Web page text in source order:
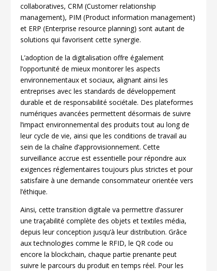
collaboratives, CRM (Customer relationship
management), PIM (Product information management)
et ERP (Enterprise resource planning) sont autant de
solutions qui favorisent cette synergie.
L’adoption de la digitalisation offre également
l’opportunité de mieux monitorer les aspects
environnementaux et sociaux, alignant ainsi les
entreprises avec les standards de développement
durable et de responsabilité sociétale. Des plateformes
numériques avancées permettent désormais de suivre
l’impact environnemental des produits tout au long de
leur cycle de vie, ainsi que les conditions de travail au
sein de la chaîne d’approvisionnement. Cette
surveillance accrue est essentielle pour répondre aux
exigences réglementaires toujours plus strictes et pour
satisfaire à une demande consommateur orientée vers
l’éthique.
Ainsi, cette transition digitale va permettre d’assurer
une traçabilité complète des objets et textiles média,
depuis leur conception jusqu’à leur distribution. Grâce
aux technologies comme le RFID, le QR code ou
encore la blockchain, chaque partie prenante peut
suivre le parcours du produit en temps réel. Pour les